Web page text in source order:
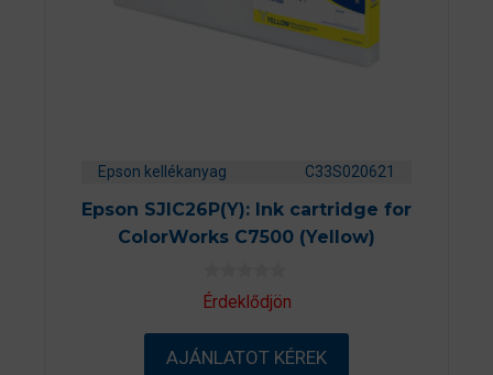
Epson kellékanyag C33S020621
Epson SJIC26P(Y): Ink cartridge for
ColorWorks C7500 (Yellow)
0
a
-
Érdeklődjön
AJÁNLATOT KÉREK